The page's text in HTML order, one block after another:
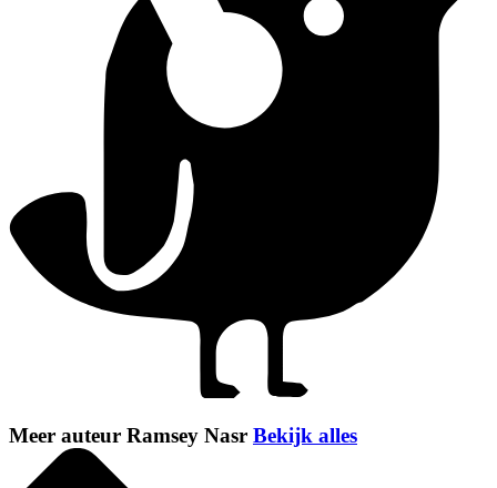
Meer auteur Ramsey Nasr Bekijk alles